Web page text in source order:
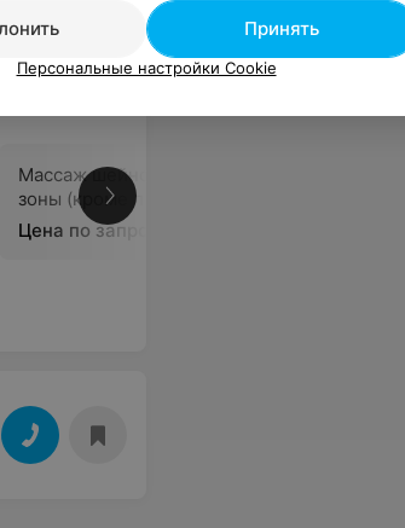
Массаж шейно-воротниковой
зоны (кроме лечебного)
Цена по запросу
Принять
Персональные настройки Cookie